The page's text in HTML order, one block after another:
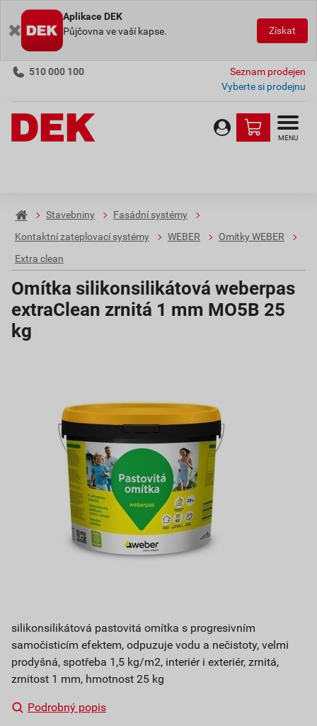
Aplikace DEK
Půjčovna ve vaší kapse.
Získat
510 000 100
Seznam prodejen
Vyberte si prodejnu
MENU
Stavebniny
Fasádní systémy
Kontaktní zateplovací systémy
WEBER
Omítky WEBER
Extra clean
Omítka silikonsilikátová weberpas
extraClean zrnitá 1 mm MO5B 25
kg
silikonsilikátová pastovitá omítka s progresivním
samočisticím efektem, odpuzuje vodu a nečistoty, velmi
prodyšná, spotřeba 1,5 kg/m2, interiér i exteriér, zrnitá,
zrnitost 1 mm, hmotnost 25 kg
Podrobný popis